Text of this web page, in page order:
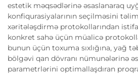
estetik məqsədlərinə əsaslanaraq
konfiqurasiyalarının seçilməsini
xəritələşdirmə protokollarından
konkret sahə üçün müalicə
bunun üçün toxuma sıxlığına, yağ
bölgəvi qan dövranı nümunələrinə
parametrlərini optimallaşdıran